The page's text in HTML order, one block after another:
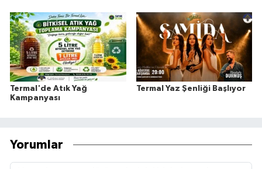
Termal'de Atık Yağ
Kampanyası
Termal Yaz Şenliği Başlıyor
Yorumlar